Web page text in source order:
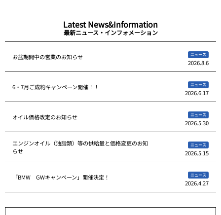
Latest News&Information
最新ニュース・インフォメーション
お盆期間中の営業のお知らせ ニュース
2026.8.6
6・7月ご成約キャンペーン開催！！ ニュース
2026.6.17
オイル価格改定のお知らせ ニュース
2026.5.30
エンジンオイル（油脂類）等の供給量と価格変更のお知
らせ
ニュース
2026.5.15
「BMW GWキャンペーン」開催決定！ ニュース
2026.4.27